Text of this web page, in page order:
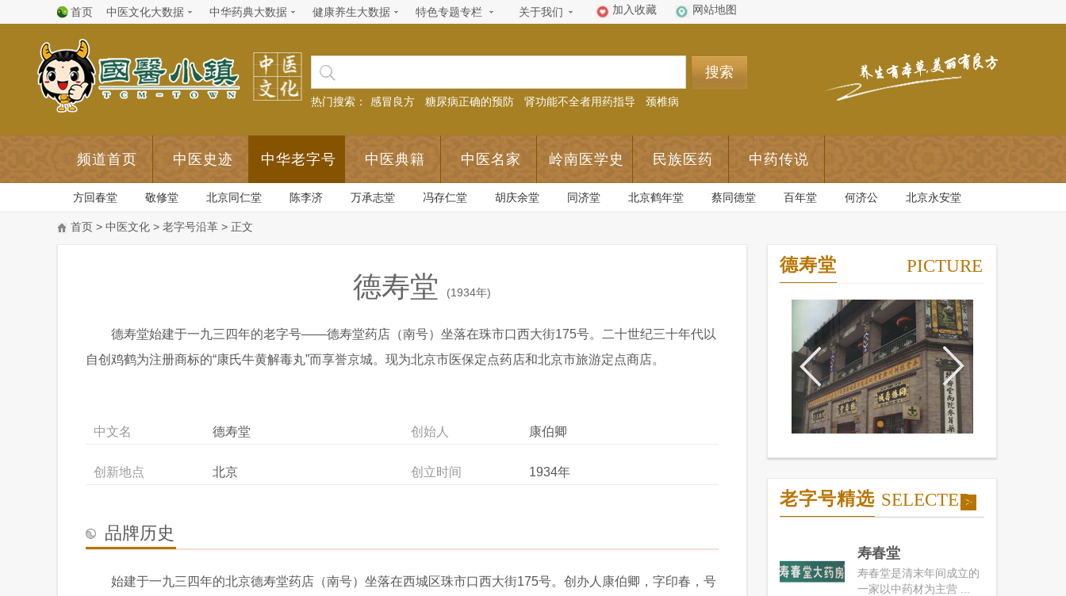
首页 中医文化大数据 中华药典大数据 健康养生大数据 特色专题专栏 关于我们 加入收藏 网站地图
搜索
热门搜索： 感冒良方 糖尿病正确的预防 肾功能不全者用药指导 颈椎病
频道首页 中医史迹 中华老字号 中医典籍 中医名家 岭南医学史 民族医药 中药传说
方回春堂 敬修堂 北京同仁堂 陈李济 万承志堂 冯存仁堂 胡庆余堂 同济堂 北京鹤年堂 蔡同德堂 百年堂 何济公 北京永安堂
首页 > 中医文化 > 老字号沿革 > 正文
德寿堂 (1934年)
德寿堂始建于一九三四年的老字号——德寿堂药店（南号）坐落在珠市口西大街175号。二十世纪三十年代以
自创鸡鹤为注册商标的“康氏牛黄解毒丸”而享誉京城。现为北京市医保定点药店和北京市旅游定点商店。
中文名 德寿堂 创始人 康伯卿
创新地点 北京 创立时间 1934年
品牌历史
始建于一九三四年的北京德寿堂药店（南号）坐落在西城区珠市口西大街175号。创办人康伯卿，字印春，号
德寿堂 PICTURE
老字号精选 SELECTED
>
寿春堂
寿春堂是清末年间成立的
一家以中药材为主营 ...